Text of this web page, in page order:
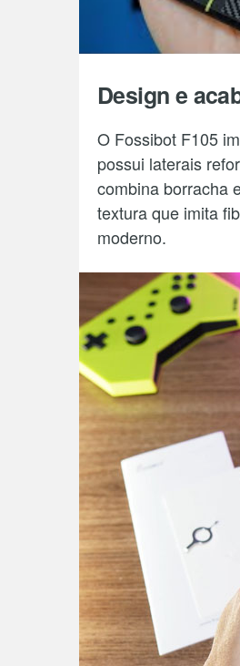
Design e
O Fossibot F105
possui laterais
combina borracha
textura que imita
moderno.